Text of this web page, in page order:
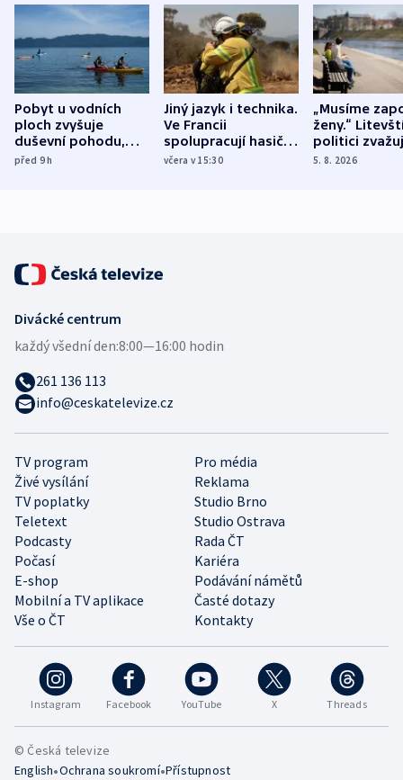
Pobyt u vodních
ploch zvyšuje
duševní pohodu,
ukázala
před 9h
Jiný jazyk i technika.
Ve Francii
spolupracují hasiči z
různých zemí
včera v 15:30
„Musíme
ženy.“
politici
dohodu o
5. 8. 2026
Instagram Facebook YouTube X Threads
TV program
Pro média
Živé vysílání
Reklama
TV poplatky
Studio Brno
Teletext
Studio Ostrava
Podcasty
Rada ČT
Počasí
Kariéra
E-shop
Podávání námětů
Mobilní a TV aplikace
Časté dotazy
Vše o ČT
Kontakty
Divácké centrum
každý všední den:8:00—16:00 hodin
261 136 113
info@ceskatelevize.cz
© Česká televize
English•Ochrana soukromí•Přístupnost